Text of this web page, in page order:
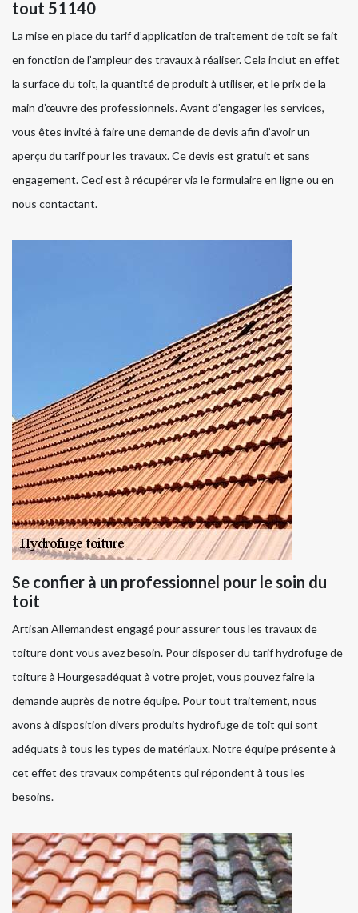
tout 51140
La mise en place du tarif d’application de traitement de toit se fait
en fonction de l’ampleur des travaux à réaliser. Cela inclut en effet
la surface du toit, la quantité de produit à utiliser, et le prix de la
main d’œuvre des professionnels. Avant d’engager les services,
vous êtes invité à faire une demande de devis afin d’avoir un
aperçu du tarif pour les travaux. Ce devis est gratuit et sans
engagement. Ceci est à récupérer via le formulaire en ligne ou en
nous contactant.
Se confier à un professionnel pour le soin du
toit
Artisan Allemandest engagé pour assurer tous les travaux de
toiture dont vous avez besoin. Pour disposer du tarif hydrofuge de
toiture à Hourgesadéquat à votre projet, vous pouvez faire la
demande auprès de notre équipe. Pour tout traitement, nous
avons à disposition divers produits hydrofuge de toit qui sont
adéquats à tous les types de matériaux. Notre équipe présente à
cet effet des travaux compétents qui répondent à tous les
besoins.